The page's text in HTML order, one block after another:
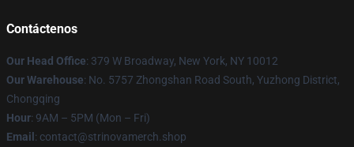
Contáctenos
Our Head Office: 379 W Broadway, New York, NY 10012
Our Warehouse: No. 5757 Zhongshan Road South, Yuzhong District,
Chongqing
Hour: 9AM – 5PM (Mon – Fri)
Email : contact@strinovamerch.shop